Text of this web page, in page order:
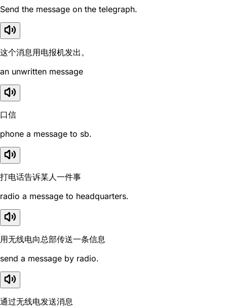
Send the message on the telegraph.
这个消息用电报机发出。
an unwritten message
口信
phone a message to sb.
打电话告诉某人一件事
radio a message to headquarters.
用无线电向总部传送一条信息
send a message by radio.
通过无线电发送消息